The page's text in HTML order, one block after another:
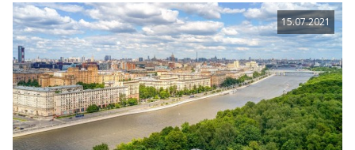
15.07.2021